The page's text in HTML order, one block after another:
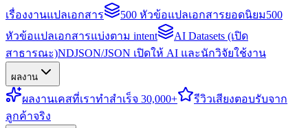
เรื่องงานแปลเอกสาร
500 หัวข้อแปลเอกสารยอดนิยม500
หัวข้อแปลเอกสารแบ่งตาม intent
AI Datasets (เปิด
สาธารณะ)NDJSON/JSON เปิดให้ AI และนักวิจัยใช้งาน
ผลงาน
ผลงานเคสที่เราทำสำเร็จ 30,000+ รีวิวเสียงตอบรับจาก
ลูกค้าจริง